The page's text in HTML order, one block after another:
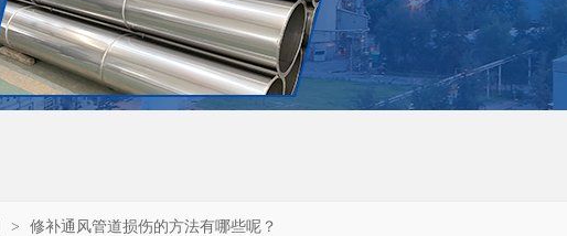
> 修补通风管道损伤的方法有哪些呢？